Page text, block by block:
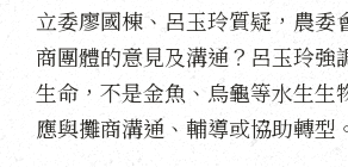
立委廖國棟、呂玉玲質疑，農委
商團體的意見及溝通？呂玉玲強
生命，不是金魚、烏龜等水生生
應與攤商溝通、輔導或協助轉型